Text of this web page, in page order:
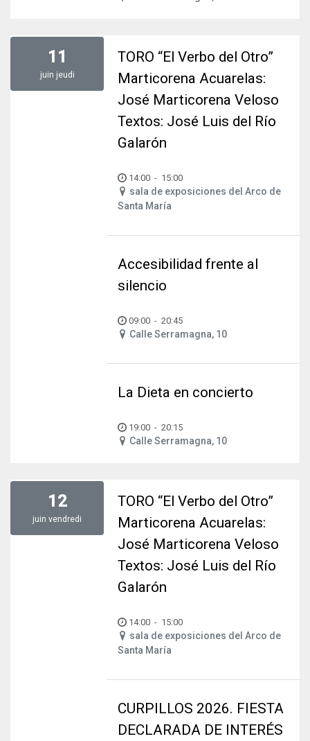
11
juin jeudi
TORO “El Verbo del Otro”
Marticorena Acuarelas:
José Marticorena Veloso
Textos: José Luis del Río
Galarón
14:00 - 15:00
sala de exposiciones del Arco de
Santa María
Accesibilidad frente al
silencio
09:00 -20:45
Calle Serramagna, 10
La Dieta en concierto
19:00 -20:15
Calle Serramagna, 10
12
juinvendredi
TORO “El Verbo del Otro”
Marticorena Acuarelas:
José Marticorena Veloso
Textos: José Luis del Río
Galarón
14:00 - 15:00
sala de exposiciones del Arco de
Santa María
CURPILLOS 2026. FIESTA
DECLARADA DE INTERÉS